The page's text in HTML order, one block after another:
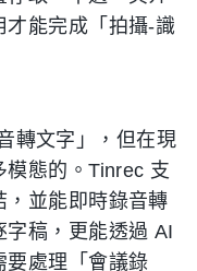
才能完成「拍攝-識
轉文字」，但在現
模態的。Tinrec 支
，並能即時錄音轉
稿，更能透過 AI
要處理「會議錄